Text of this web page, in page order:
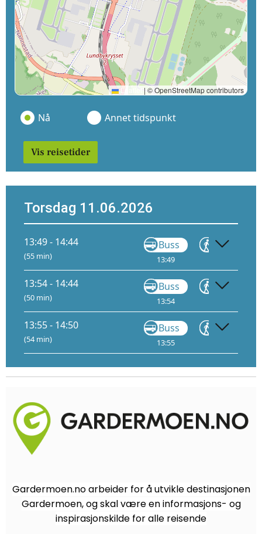
Leaflet | © OpenStreetMap contributors
Nå Annet tidspunkt
Vis reisetider
Torsdag 11.06.2026
13:49 - 14:44
(55 min)
Buss
13:49
Gå
13:54 - 14:44
(50 min)
Buss
13:54
Gå
13:55 - 14:50
(54 min)
Buss
13:55
Gå
Gardermoen.no arbeider for å utvikle destinasjonen
Gardermoen, og skal være en informasjons- og
inspirasjonskilde for alle reisende